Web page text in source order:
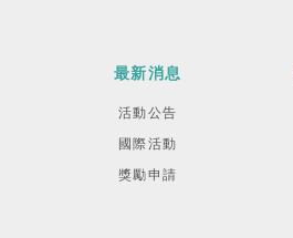
最新消息
活動公告
國際活動
獎勵申請